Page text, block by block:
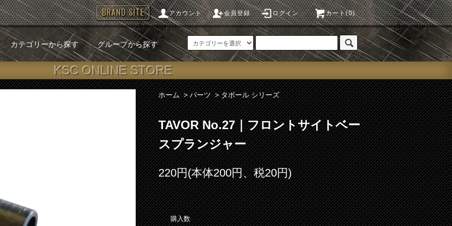
アカウント 会員登録 ログイン カート(0)
BRAND SITE
カテゴリーから探す グループから探す
KSC ONLINE STORE
ホーム >パーツ >タボール シリーズ
TAVOR No.27｜フロントサイトベー
スプランジャー
220円(本体200円、税20円)
購入数